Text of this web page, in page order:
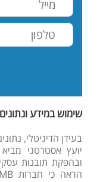
שימוש במידע
בעידן הדיגיטלי,
יועץ אסטרטגי